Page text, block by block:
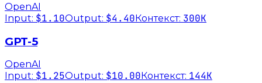
OpenAI
Input: $1.10Output: $4.40Контекст: 300K
GPT-5
OpenAI
Input: $1.25Output: $10.00 Контекст: 144K